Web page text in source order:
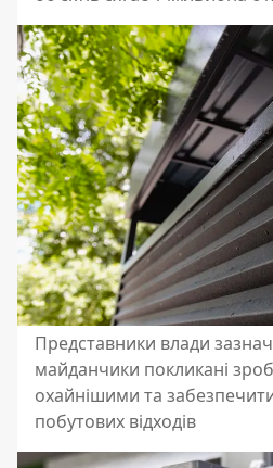
Представники влади
майданчики покликані
охайнішими та
побутових відходів